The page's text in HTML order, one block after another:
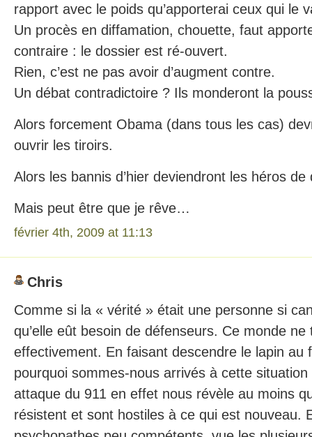
rapport avec le poids qu’apporterai ceux qui le
Un procès en diffamation, chouette, faut
contraire : le dossier est ré-ouvert.
Rien, c’est ne pas avoir d’augment contre.
Un débat contradictoire ? Ils monderont la
Alors forcement Obama (dans tous les cas)
ouvrir les tiroirs.
Alors les bannis d’hier deviendront les héros
Mais peut être que je rêve…
février 4th, 2009 at 11:13
Chris
Comme si la « vérité » était une personne si
qu’elle eût besoin de défenseurs. Ce monde
effectivement. En faisant descendre le lapin au
pourquoi sommes-nous arrivés à cette
attaque du 911 en effet nous révèle au moins
résistent et sont hostiles à ce qui est nouveau.